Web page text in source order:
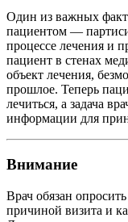
Один из важных
пациентом —
процессе лечения и
пациент в стенах
объект лечения,
прошлое. Теперь
лечиться, а задача
информации для
Внимание
Врач обязан
причиной визита и